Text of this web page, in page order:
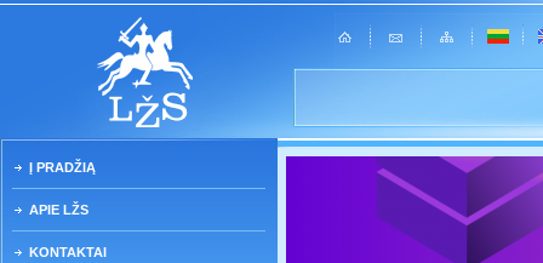
Į PRADŽIĄ
APIE LŽS
KONTAKTAI